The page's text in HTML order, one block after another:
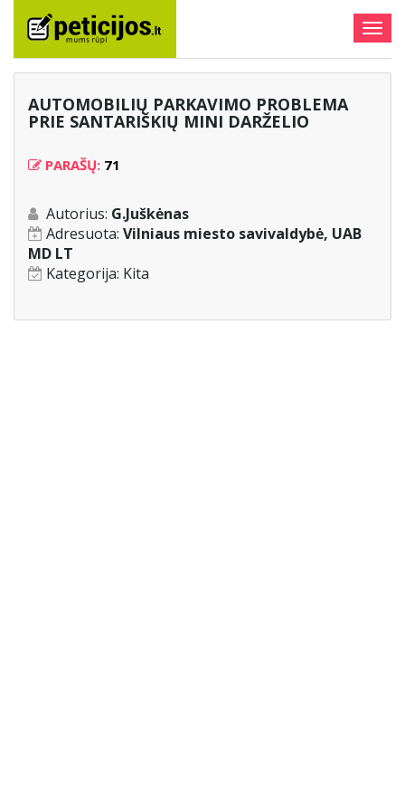
AUTOMOBILIŲ PARKAVIMO PROBLEMA
PRIE SANTARIŠKIŲ MINI DARŽELIO
PARAŠŲ: 71
Autorius: G.Juškėnas
Adresuota: Vilniaus miesto savivaldybė, UAB
MD LT
Kategorija: Kita